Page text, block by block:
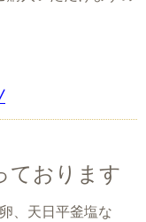
ております
、天日平釜塩な